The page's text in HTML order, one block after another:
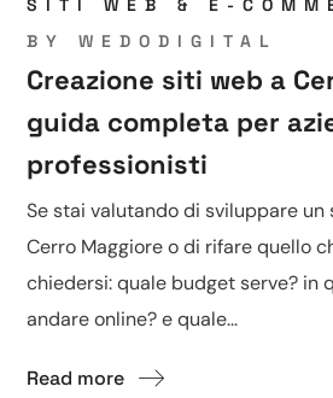
SITI WEB & E-
BYWEDODIGITAL
Creazione siti web a
guida completa per
professionisti
Se stai valutando di sviluppare un
Cerro Maggiore o di rifare quello
chiedersi: quale budget serve? in
andare online? e quale...
Read more